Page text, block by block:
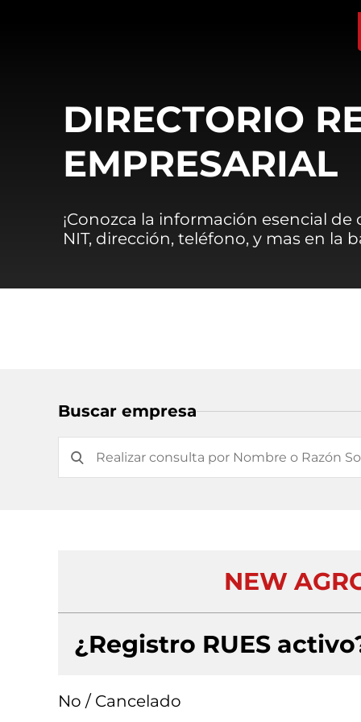
DIRECTORIO
EMPRESARIAL
¡Conozca la información esencial
NIT, dirección, teléfono, y mas en la
Buscar empresa
NEW
¿Registro RUES
No / Cancelado